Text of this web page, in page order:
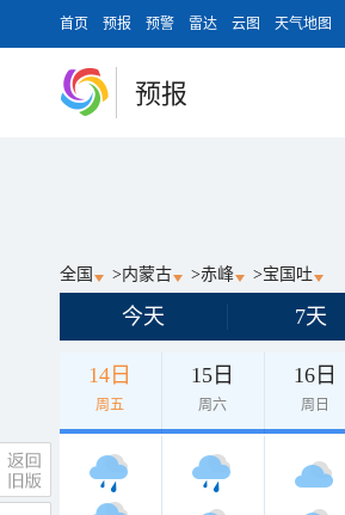
首页 预报 预警 雷达 云图 天气地图
预报
全国 >内蒙古 >赤峰 >宝国吐
今天 7天
14日
周五
15日
周六
16日
周日